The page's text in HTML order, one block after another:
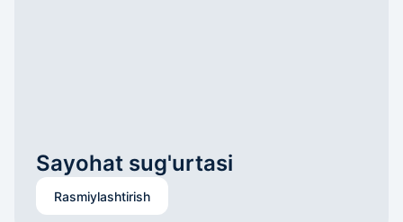
Sayohat sug'urtasi
Rasmiylashtirish